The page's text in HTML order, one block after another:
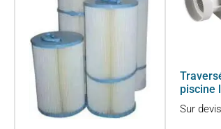
piscine
Sur devis